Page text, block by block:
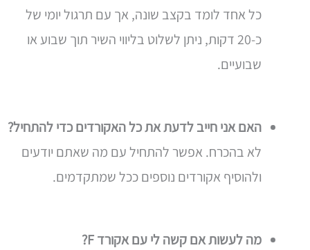
כל אחד לומד בקצב שונה, אך עם תרגול יומי של
כ-20 דקות, ניתן לשלוט בליווי השיר תוך שבוע או
שבועיים.
האם אני חייב לדעת את כל האקורדים כדי להתחיל?
לא בהכרח. אפשר להתחיל עם מה שאתם יודעים
ולהוסיף אקורדים נוספים ככל שמתקדמים.
מה לעשות אם קשה לי עם אקורד F?